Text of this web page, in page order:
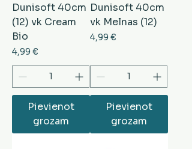
Dunisoft 40cm
(12) vk Cream
Bio
Cena
4,99 €
Pievienot
grozam
Dunisoft 40cm
vk Melnas (12)
Cena
4,99 €
Pievienot
grozam